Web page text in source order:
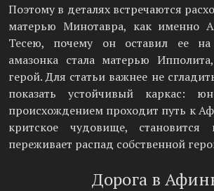
Поэтому в деталях встречаются
матерью Минотавра, как именно
Тесею, почему он оставил ее на
амазонка стала матерью
герой. Для статьи важнее не
показать устойчивый каркас:
происхождением проходит путь к
критское чудовище,
переживает распад собственной
Дорога в